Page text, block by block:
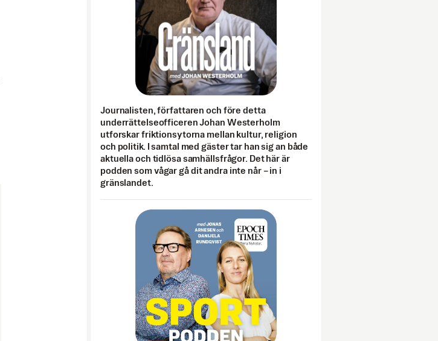
Journalisten, författaren och före detta
underrättelseofficeren Johan Westerholm
utforskar friktionsytorna mellan kultur, religion
och politik. I samtal med gäster tar han sig an både
aktuella och tidlösa samhällsfrågor. Det här är
podden som vågar gå dit andra inte når – in i
gränslandet.